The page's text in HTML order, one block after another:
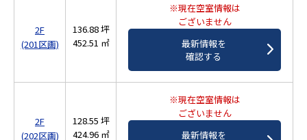
2F
(201区画)
136.88 坪
452.51 ㎡
※現在空室情報は
ございません
最新情報を
確認する
2F
(202区画)
128.55 坪
424.96 ㎡
※現在空室情報は
ございません
最新情報を